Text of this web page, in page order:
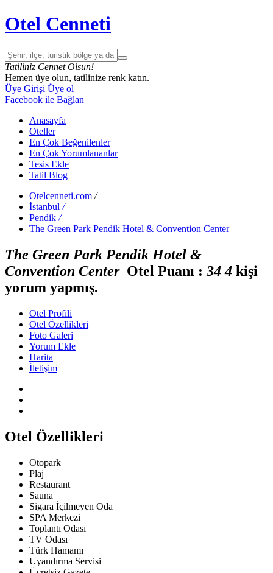
Otel Cenneti
Tatiliniz Cennet Olsun!
Hemen üye olun, tatilinize renk katın.
Üye Girişi Üye ol
Facebook ile Bağlan
Anasayfa
Oteller
En Çok Beğenilenler
En Çok Yorumlananlar
Tesis Ekle
Tatil Blog
Otelcenneti.com /
İstanbul /
Pendik /
The Green Park Pendik Hotel & Convention Center
The Green Park Pendik Hotel &
Convention CenterOtel Puanı : 34 4 kişi
yorum yapmış.
Otel Profili
Otel Özellikleri
Foto Galeri
Yorum Ekle
Harita
İletişim
Otel Özellikleri
Otopark
Plaj
Restaurant
Sauna
Sigara İçilmeyen Oda
SPA Merkezi
Toplantı Odası
TV Odası
Türk Hamamı
Uyandırma Servisi